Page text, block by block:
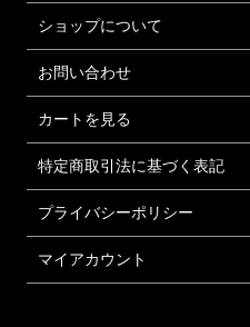
ショップについて
お問い合わせ
カートを見る
特定商取引法に基づく表記
プライバシーポリシー
マイアカウント